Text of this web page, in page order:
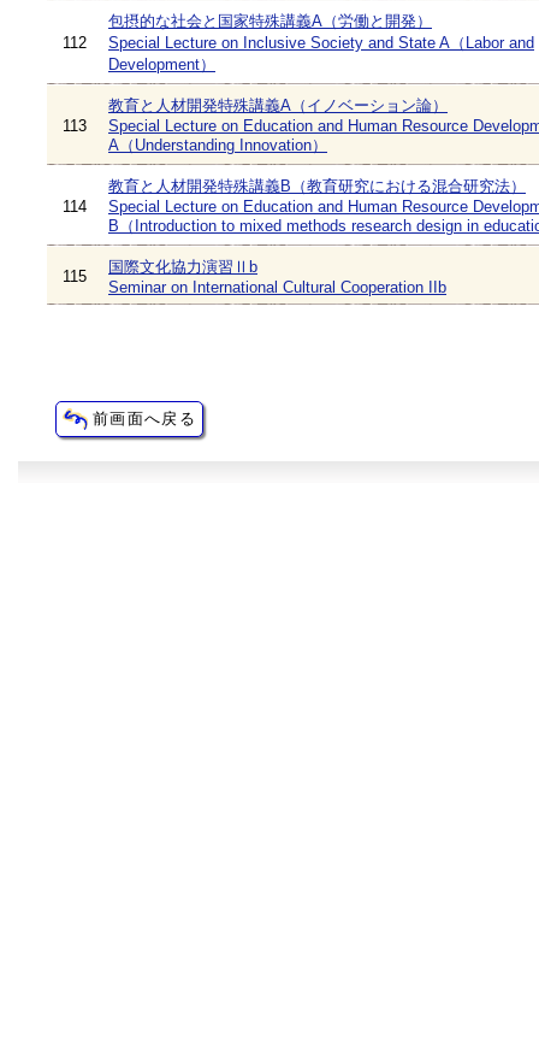
112
包摂的な社会と国家特殊講義A（労働と開発）
Special Lecture on Inclusive Society and State A（Labor and
Development）
113
教育と人材開発特殊講義A（イノベーション論）
Special Lecture on Education and Human Resource
A（Understanding Innovation）
114
教育と人材開発特殊講義B（教育研究における混合研究法）
Special Lecture on Education and Human Resource
B（Introduction to mixed methods research design in
115
国際文化協力演習Ⅱb
Seminar on International Cultural Cooperation IIb